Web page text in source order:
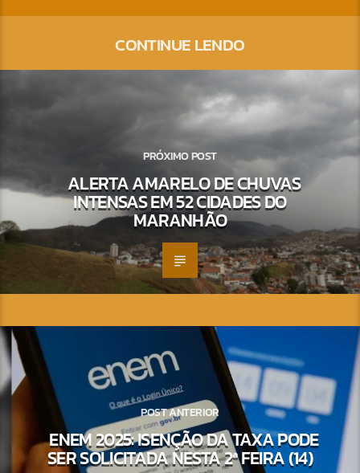
CONTINUE LENDO
PRÓXIMO POST
ALERTA AMARELO DE CHUVAS
INTENSAS EM 52 CIDADES DO
MARANHÃO
POST ANTERIOR
ENEM 2025: ISENÇÃO DA TAXA PODE
SER SOLICITADA NESTA 2ª FEIRA (14)